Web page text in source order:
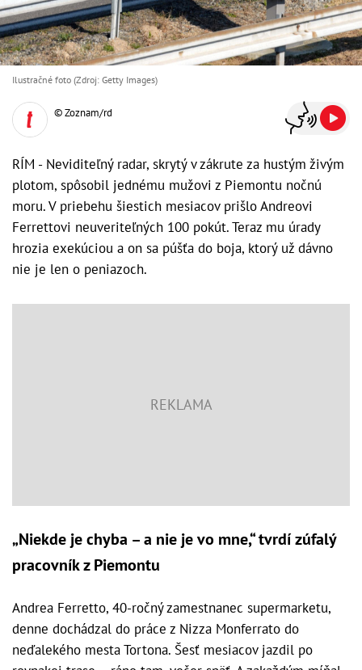
Ilustračné foto (Zdroj: Getty Images)
© Zoznam/rd
RÍM - Neviditeľný radar, skrytý v zákrute za hustým živým
plotom, spôsobil jednému mužovi z Piemontu nočnú
moru. V priebehu šiestich mesiacov prišlo Andreovi
Ferrettovi neuveriteľných 100 pokút. Teraz mu úrady
hrozia exekúciou a on sa púšťa do boja, ktorý už dávno
nie je len o peniazoch.
„Niekde je chyba – a nie je vo mne,“ tvrdí zúfalý
pracovník z Piemontu
Andrea Ferretto, 40-ročný zamestnanec supermarketu,
denne dochádzal do práce z Nizza Monferrato do
neďalekého mesta Tortona. Šesť mesiacov jazdil po